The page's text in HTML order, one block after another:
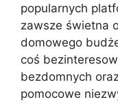
popularnych
zawsze świetna
domowego
coś
bezdomnych
pomocowe